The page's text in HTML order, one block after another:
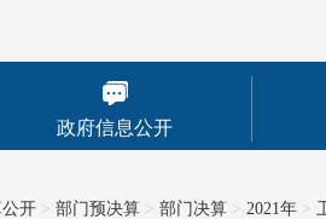
政府信息公开
开 > 部门预决算 > 部门决算 > 2021年 >